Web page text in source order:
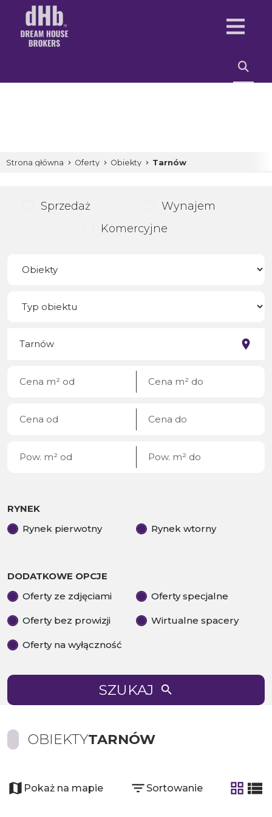
Strona główna Oferty Obiekty Tarnów
Sprzedaż
Wynajem
Komercyjne
RYNEK
Rynek pierwotny
Rynek wtorny
DODATKOWE OPCJE
Oferty ze zdjęciami
Oferty specjalne
Oferty bez prowizji Wirtualne spacery
Oferty na wyłączność
SZUKAJ
OBIEKTYTARNÓW
Pokaż na mapie Sortowanie
tabela